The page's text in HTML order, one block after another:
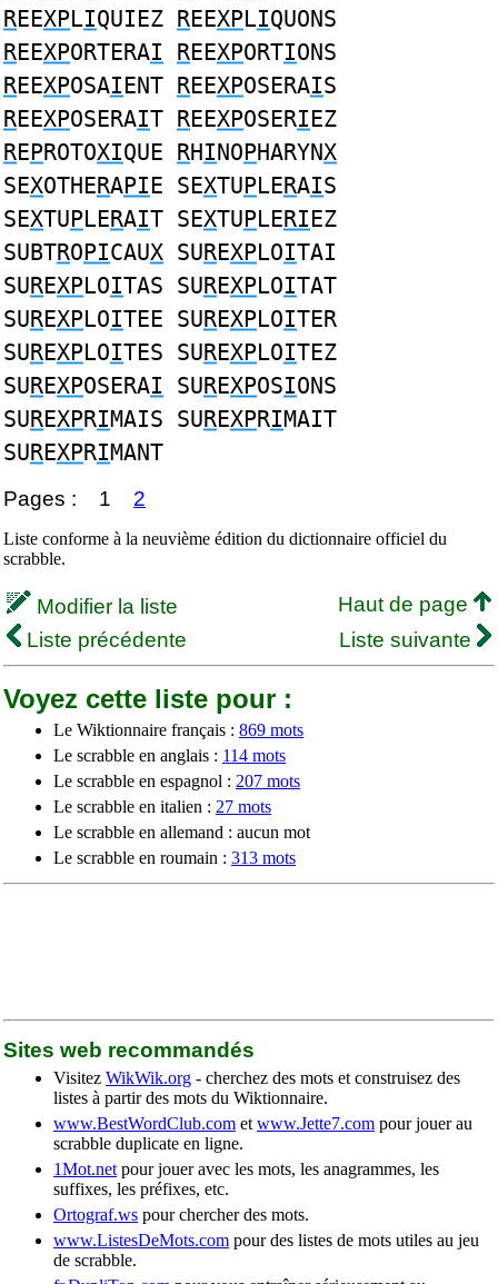
REEXPLIQUIEZ REEXPLIQUONS
REEXPORTERAI REEXPORTIONS
REEXPOSAIENT REEXPOSERAIS
REEXPOSERAIT REEXPOSERIEZ
REPROTOXIQUE RHINOPHARYNX
SEXOTHERAPIE SEXTUPLERAIS
SEXTUPLERAIT SEXTUPLERIEZ
SUBTROPICAUX SUREXPLOITAI
SUREXPLOITAS SUREXPLOITAT
SUREXPLOITEE SUREXPLOITER
SUREXPLOITES SUREXPLOITEZ
SUREXPOSERAI SUREXPOSIONS
SUREXPRIMAIS SUREXPRIMAIT
SUREXPRIMANT
Pages : 1 2
Liste conforme à la neuvième édition du dictionnaire officiel du
scrabble.
Modifier la liste
Haut de page
Liste précédente
Liste suivante
Voyez cette liste pour :
Le Wiktionnaire français : 869 mots
Le scrabble en anglais : 114 mots
Le scrabble en espagnol : 207 mots
Le scrabble en italien : 27 mots
Le scrabble en allemand : aucun mot
Le scrabble en roumain : 313 mots
Sites web recommandés
Visitez WikWik.org - cherchez des mots et construisez des
listes à partir des mots du Wiktionnaire.
www.BestWordClub.com et www.Jette7.com pour jouer au
scrabble duplicate en ligne.
1Mot.net pour jouer avec les mots, les anagrammes, les
suffixes, les préfixes, etc.
Ortograf.ws pour chercher des mots.
www.ListesDeMots.com pour des listes de mots utiles au jeu
de scrabble.